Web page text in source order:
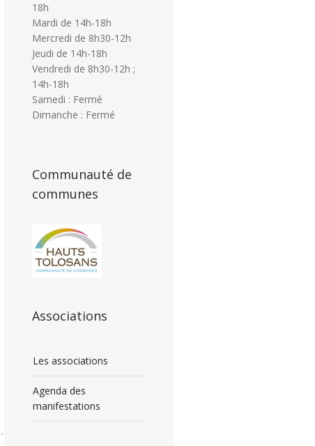
18h
Mardi de 14h-18h
Mercredi de 8h30-12h
Jeudi de 14h-18h
Vendredi de 8h30-12h ;
14h-18h
Samedi : Fermé
Dimanche : Fermé
Communauté de
communes
Associations
Les associations
Agenda des
manifestations